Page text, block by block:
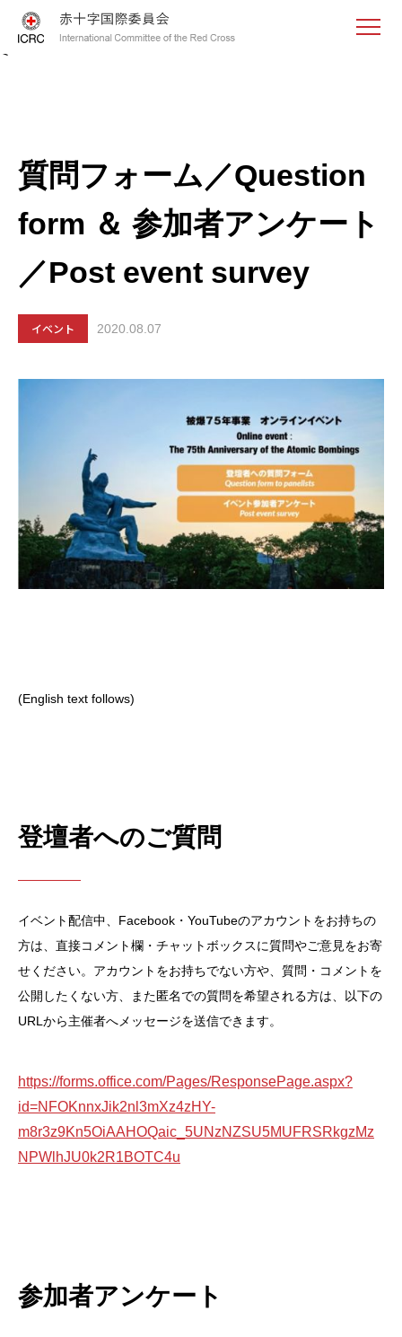
<
質問フォーム／Question
form ＆ 参加者アンケート
／Post event survey
イベント 2020.08.07
(English text follows)
登壇者へのご質問
イベント配信中、Facebook・YouTubeのアカウントをお持ちの
方は、直接コメント欄・チャットボックスに質問やご意見をお寄
せください。アカウントをお持ちでない方や、質問・コメントを
公開したくない方、また匿名での質問を希望される方は、以下の
URLから主催者へメッセージを送信できます。
https://forms.office.com/Pages/ResponsePage.aspx?
id=NFOKnnxJik2nl3mXz4zHY-
m8r3z9Kn5OiAAHOQaic_5UNzNZSU5MUFRSRkgzMz
NPWlhJU0k2R1BOTC4u
参加者アンケート